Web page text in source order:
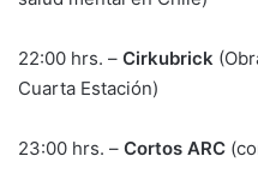
22:00 hrs. – Cirkubrick
Cuarta Estación)
23:00 hrs. – Cortos ARC